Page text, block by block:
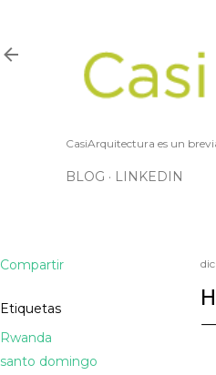
CasiArquitectura es un
BLOG LINKEDIN
Compartir
Etiquetas
Rwanda
santo domingo